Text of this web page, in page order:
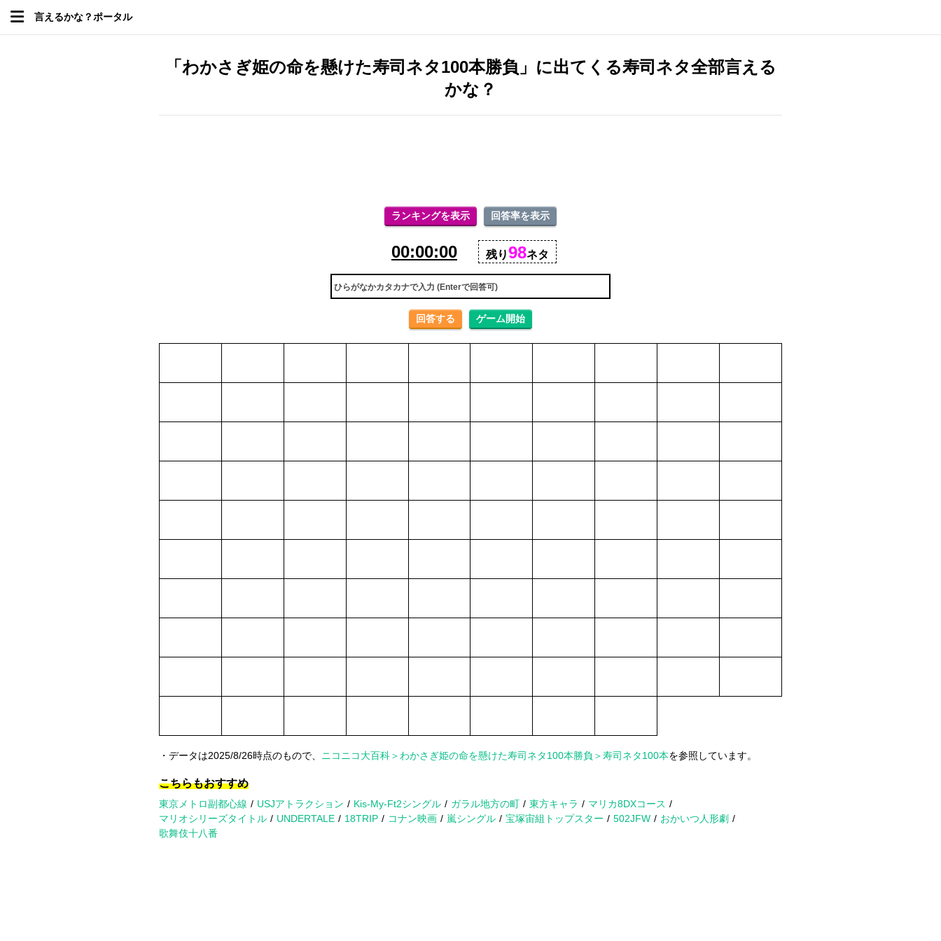
言えるかな？ポータル
「わかさぎ姫の命を懸けた寿司ネタ100本勝負」に出てくる寿司ネタ全部言える
かな？
ランキングを表示 回答率を表示
00:00:00 残り98ネタ
・データは2025/8/26時点のもので、 ニコニコ大百科＞わかさぎ姫の命を懸けた寿司ネタ100本勝負＞寿司ネタ100本を参照しています。
こちらもおすすめ
東京メトロ副都心線 USJアトラクション Kis-My-Ft2シングル ガラル地方の町 東方キャラ
マリカ8DXコース
マリオシリーズタイトル
UNDERTALE 18TRIP コナン映画 嵐シングル 宝塚宙組トップスター 502JFW
おかいつ人形劇
歌舞伎十八番